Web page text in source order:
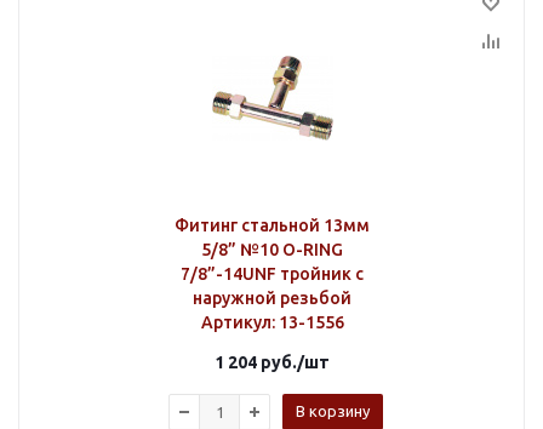
Фитинг стальной 13мм
5/8” №10 O-RING
7/8”-14UNF тройник с
наружной резьбой
Артикул: 13-1556
1 204 руб./шт
В корзину